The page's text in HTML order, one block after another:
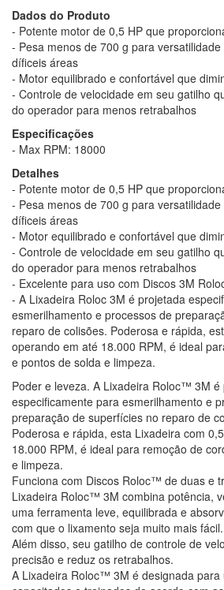
Dados do Produto
- Potente motor de 0,5 HP que
- Pesa menos de 700 g para
díficeis áreas
- Motor equilibrado e confortável que
- Controle de velocidade em seu gatilho
do operador para menos retrabalhos
Especificações
- Max RPM: 18000
Detalhes
- Potente motor de 0,5 HP que
- Pesa menos de 700 g para
díficeis áreas
- Motor equilibrado e confortável que
- Controle de velocidade em seu gatilho
do operador para menos retrabalhos
- Excelente para uso com Discos 3M
- A Lixadeira Roloc 3M é projetada
esmerilhamento e processos de
reparo de colisões. Poderosa e rápida,
operando em até 18.000 RPM, é ideal
e pontos de solda e limpeza.
Poder e leveza. A Lixadeira Roloc™ 3M é
especificamente para esmerilhamento e
preparação de superfícies no reparo de
Poderosa e rápida, esta Lixadeira com
18.000 RPM, é ideal para remoção de
e limpeza.
Funciona com Discos Roloc™ de duas e
Lixadeira Roloc™ 3M combina potência,
uma ferramenta leve, equilibrada e
com que o lixamento seja muito mais fácil.
Além disso, seu gatilho de controle de
precisão e reduz os retrabalhos.
A Lixadeira Roloc™ 3M é designada para